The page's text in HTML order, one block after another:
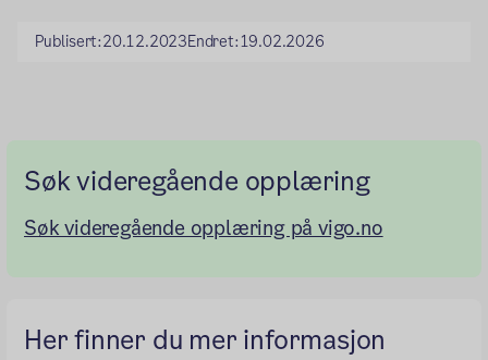
Publisert:20.12.2023Endret:19.02.2026
Søk videregående opplæring
Søk videregående opplæring på vigo.no
Her finner du mer informasjon